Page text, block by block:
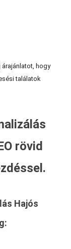
hogy
találatok
rövid
Hajós